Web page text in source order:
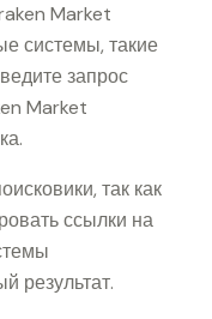
Market
системы, такие
запрос
Market
так как
ссылки на
результат.